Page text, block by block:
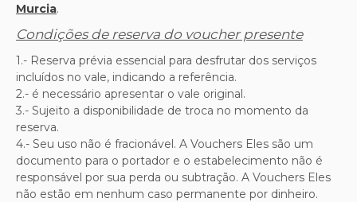
Murcia.
Condições de reserva do voucher presente
1.- Reserva prévia essencial para desfrutar dos serviços
incluídos no vale, indicando a referência.
2.- é necessário apresentar o vale original.
3.- Sujeito a disponibilidade de troca no momento da
reserva.
4.- Seu uso não é fracionável. A Vouchers Eles são um
documento para o portador e o estabelecimento não é
responsável por sua perda ou subtração. A Vouchers Eles
não estão em nenhum caso permanente por dinheiro.